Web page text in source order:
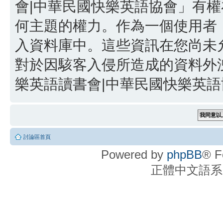
會|中華民國快樂英語協會」有
何主題的權力。作為一個使用
入資料庫中。這些資訊在您尚
對於因駭客入侵所造成的資料
樂英語讀書會|中華民國快樂英
討論區首頁
Powered by phpBB®
正體中文語